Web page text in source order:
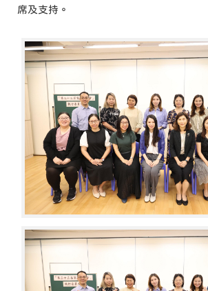
席及支持。